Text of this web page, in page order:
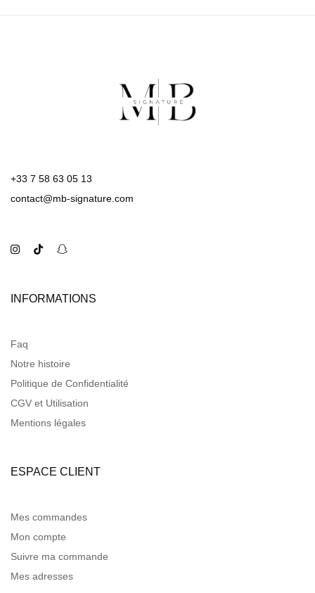
+33 7 58 63 05 13
contact@mb-signature.com
INFORMATIONS
Faq
Notre histoire
Politique de Confidentialité
CGV et Utilisation
Mentions légales
ESPACE CLIENT
Mes commandes
Mon compte
Suivre ma commande
Mes adresses